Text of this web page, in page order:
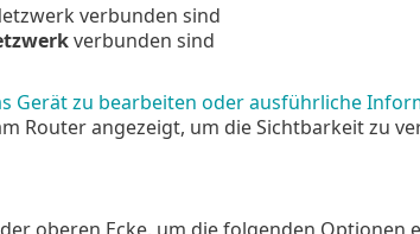
verbunden sind
verbunden sind
Gerät zu bearbeiten oder ausführliche
Router angezeigt, um die Sichtbarkeit zu